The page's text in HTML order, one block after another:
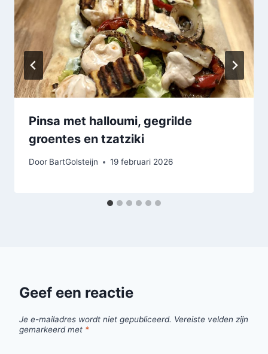
Pinsa met halloumi, gegrilde
groentes en tzatziki
Door BartGolsteijn 19 februari 2026
Geef een reactie
Je e-mailadres wordt niet gepubliceerd. Vereiste velden zijn
gemarkeerd met *